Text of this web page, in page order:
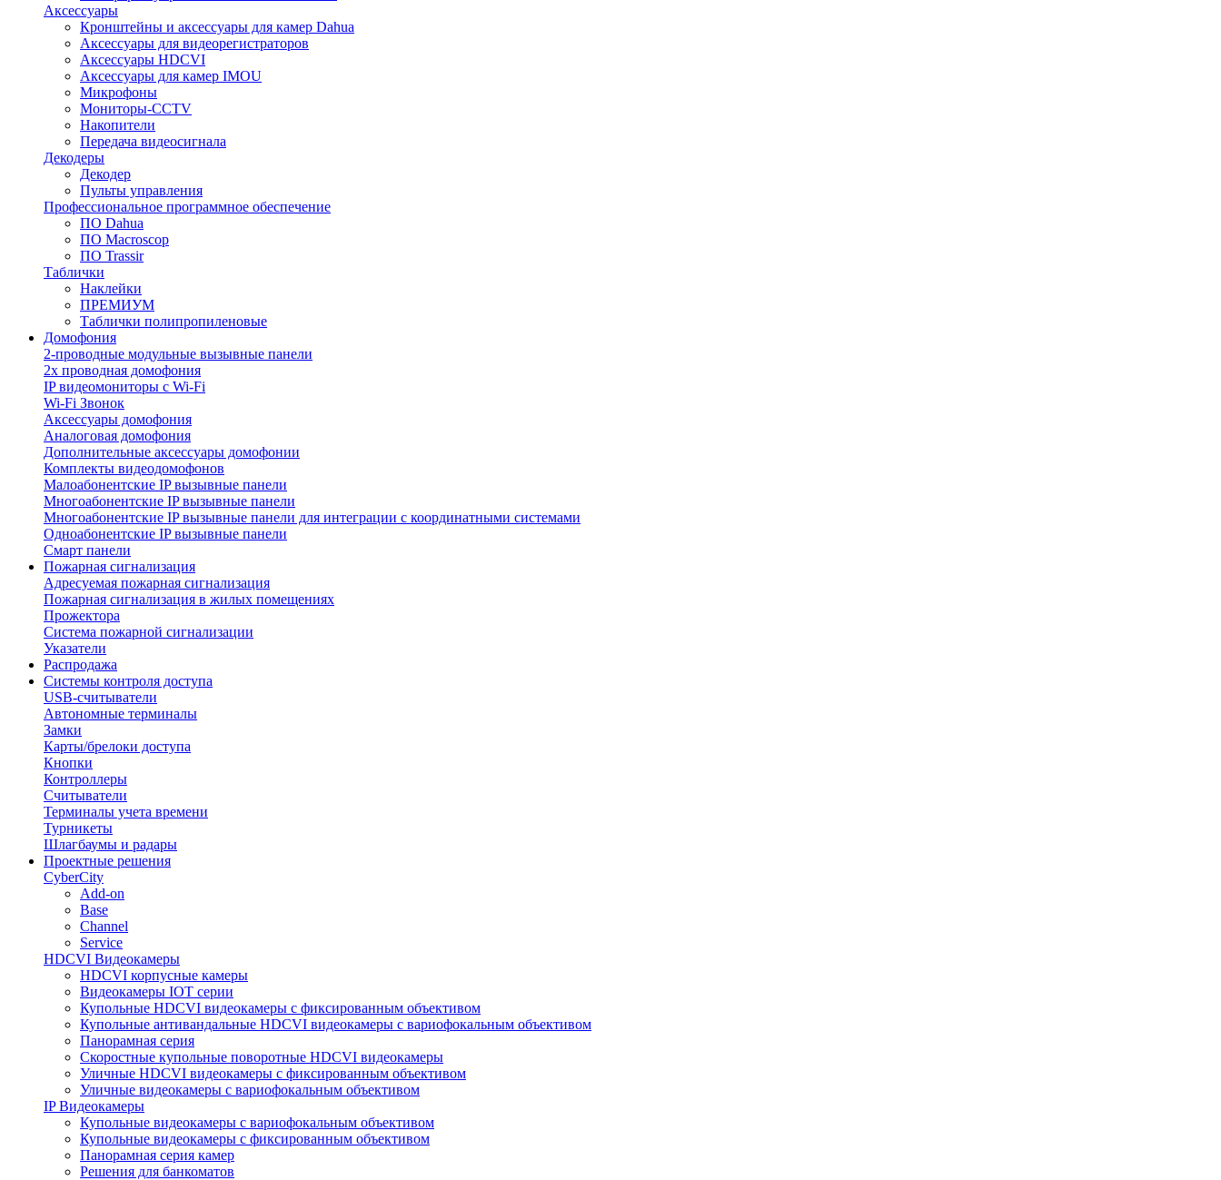
Аксессуары
Кронштейны и аксессуары для камер Dahua
Аксессуары для видеорегистраторов
Аксессуары HDCVI
Аксессуары для камер IMOU
Микрофоны
Мониторы-CCTV
Накопители
Передача видеосигнала
Декодеры
Декодер
Пульты управления
Профессиональное программное обеспечение
ПО Dahua
ПО Macroscop
ПО Trassir
Таблички
Наклейки
ПРЕМИУМ
Таблички полипропиленовые
Домофония
2-проводные модульные вызывные панели
2х проводная домофония
IP видеомониторы с Wi-Fi
Wi-Fi Звонок
Аксессуары домофония
Аналоговая домофония
Дополнительные аксессуары домофонии
Комплекты видеодомофонов
Малоабонентские IP вызывные панели
Многоабонентские IP вызывные панели
Многоабонентские IP вызывные панели для интеграции с координатными системами
Одноабонентские IP вызывные панели
Смарт панели
Пожарная сигнализация
Адресуемая пожарная сигнализация
Пожарная сигнализация в жилых помещениях
Прожектора
Система пожарной сигнализации
Указатели
Распродажа
Системы контроля доступа
USB-считыватели
Автономные терминалы
Замки
Карты/брелоки доступа
Кнопки
Контроллеры
Считыватели
Терминалы учета времени
Турникеты
Шлагбаумы и радары
Проектные решения
CyberCity
Add-on
Base
Channel
Service
HDCVI Видеокамеры
HDCVI корпусные камеры
Видеокамеры IOT серии
Купольные HDCVI видеокамеры с фиксированным объективом
Купольные антивандальные HDCVI видеокамеры с вариофокальным объективом
Панорамная серия
Скоростные купольные поворотные HDCVI видеокамеры
Уличные HDCVI видеокамеры с фиксированным объективом
Уличные видеокамеры с вариофокальным объективом
IP Видеокамеры
Купольные видеокамеры с вариофокальным объективом
Купольные видеокамеры с фиксированным объективом
Панорамная серия камер
Решения для банкоматов